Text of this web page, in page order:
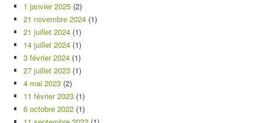
1 janvier 2025 (2)
21 novembre 2024 (1)
21 juillet 2024 (1)
14 juillet 2024 (1)
3 février 2024 (1)
27 juillet 2023 (1)
4 mai 2023 (2)
11 février 2023 (1)
6 octobre 2022 (1)